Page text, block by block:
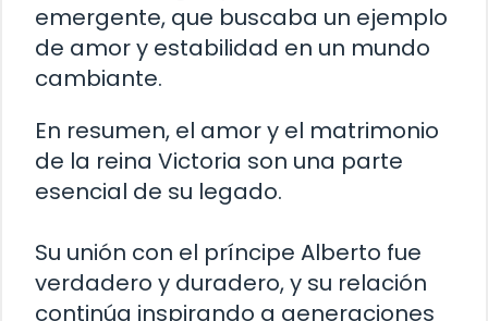
emergente, que buscaba un ejemplo
de amor y estabilidad en un mundo
cambiante.
En resumen, el amor y el matrimonio
de la reina Victoria son una parte
esencial de su legado.
Su unión con el príncipe Alberto fue
verdadero y duradero, y su relación
continúa inspirando a generaciones